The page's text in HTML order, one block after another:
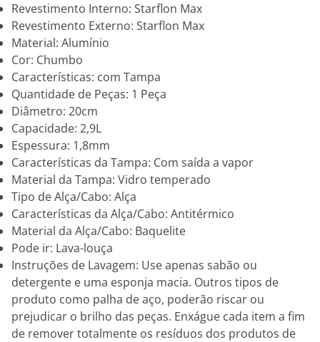
Revestimento Interno: Starflon Max
Revestimento Externo: Starflon Max
Material: Alumínio
Cor: Chumbo
Características: com Tampa
Quantidade de Peças: 1 Peça
Diâmetro: 20cm
Capacidade: 2,9L
Espessura: 1,8mm
Características da Tampa: Com saída a vapor
Material da Tampa: Vidro temperado
Tipo de Alça/Cabo: Alça
Características da Alça/Cabo: Antitérmico
Material da Alça/Cabo: Baquelite
Pode ir: Lava-louça
Instruções de Lavagem: Use apenas sabão ou
detergente e uma esponja macia. Outros tipos de
produto como palha de aço, poderão riscar ou
prejudicar o brilho das peças. Enxágue cada item a fim
de remover totalmente os resíduos dos produtos de